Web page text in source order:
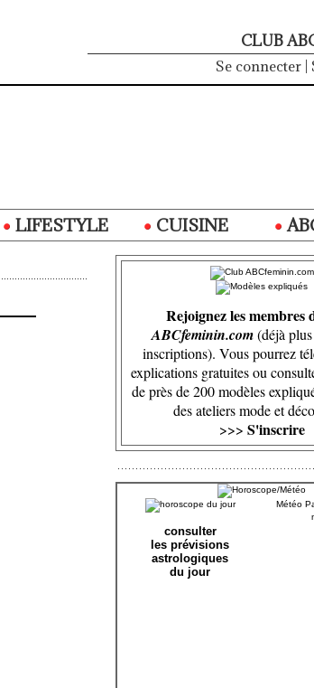
CLUB
Se connecter
LIFESTYLE CUISINE
Rejoignez les membres
ABCfeminin.com(déjà
inscriptions). Vous pourrez
explications gratuites ou
de près de 200 modèles
des ateliers mode et
>>> S'inscrire
consulter
les prévisions
astrologiques
du jour
Météo